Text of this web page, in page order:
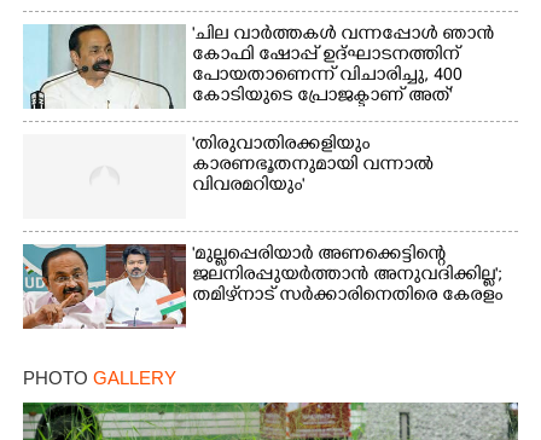
'ചില വാർത്തകൾ വന്നപ്പോൾ ഞാൻ
കോഫി ഷോപ്പ് ഉദ്ഘാടനത്തിന്
പോയതാണെന്ന് വിചാരിച്ചു, 400
കോടിയുടെ പ്രോജക്ടാണ് അത്'
'തിരുവാതിരക്കളിയും
കാരണഭൂതനുമായി വന്നാൽ
വിവരമറിയും '
'മുല്ലപ്പെരിയാർ അണക്കെട്ടിന്റെ
ജലനിരപ്പുയർത്താൻ അനുവദിക്കില്ല';
തമിഴ്‌നാട് സർക്കാരിനെതിരെ കേരളം
PHOTO GALLERY